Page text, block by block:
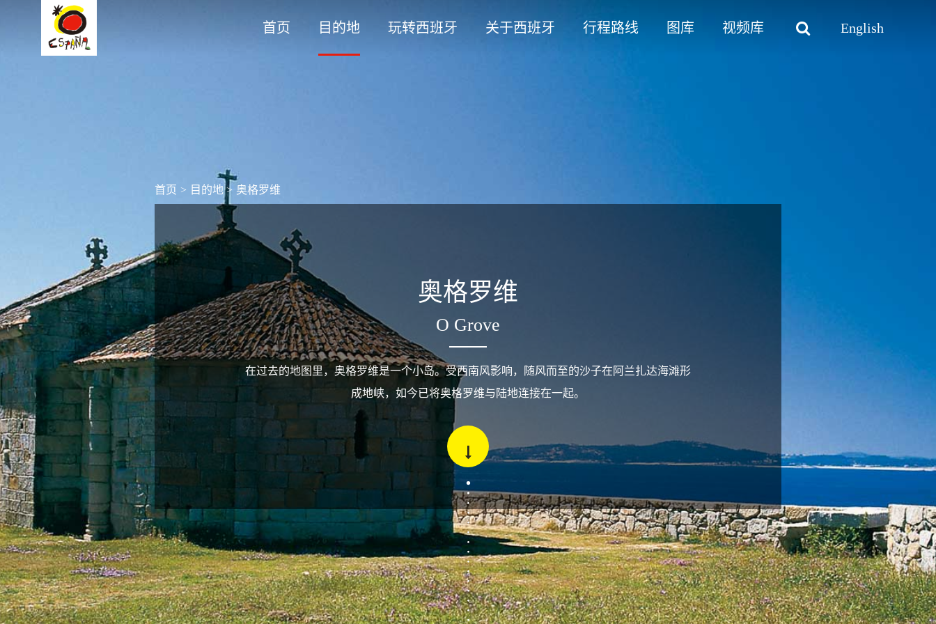
首页 目的地 玩转西班牙 关于西班牙 行程路线 图库 视频库 English
首页 > 目的地 > 奥格罗维
奥格罗维
O Grove
在过去的地图里，奥格罗维是一个小岛。受西南风影响，随风而至的沙子在阿兰扎达海滩形
成地峡，如今已将奥格罗维与陆地连接在一起。